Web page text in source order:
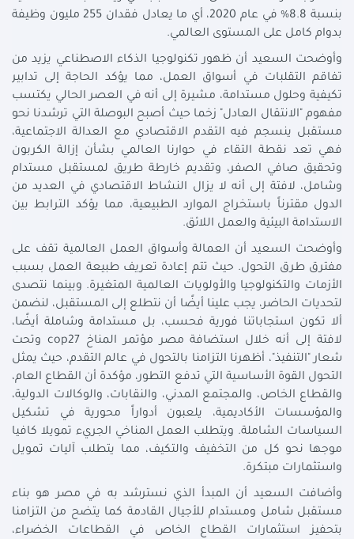
بنسبة 8.8% في عام 2020، أي ما يعادل فقدان 255 مليون وظيفة
بدوام كامل على المستوى العالمي.
وأوضحت السعيد أن ظهور تكنولوجيا الذكاء الاصطناعي يزيد من
تفاقم التقلبات في أسواق العمل، مما يؤكد الحاجة إلى تدابير
تكيفية وحلول مستدامة، مشيرة إلى أنه في العصر الحالي يكتسب
مفهوم "الانتقال العادل" زخما حيث أصبح البوصلة التي ترشدنا نحو
مستقبل ينسجم فيه التقدم الاقتصادي مع العدالة الاجتماعية،
فهي تعد نقطة التقاء في حوارنا العالمي بشأن إزالة الكربون
وتحقيق صافي الصفر، وتقديم خارطة طريق لمستقبل مستدام
وشامل، لافتة إلى أنه لا يزال النشاط الاقتصادي في العديد من
الدول مقترناً باستخراج الموارد الطبيعية، مما يؤكد الترابط بين
الاستدامة البيئية والعمل اللائق.
وأوضحت السعيد أن العمالة وأسواق العمل العالمية تقف على
مفترق طرق التحول. حيث تتم إعادة تعريف طبيعة العمل بسبب
الأزمات والتكنولوجيا والأولويات العالمية المتغيرة. وبينما نتصدى
لتحديات الحاضر، يجب علينا أيضًا أن نتطلع إلى المستقبل، لنضمن
ألا تكون استجاباتنا فورية فحسب، بل مستدامة وشاملة أيضًا،
لافتة إلى أنه خلال استضافة مصر مؤتمر المناخ cop27 وتحت
شعار "التنفيذ"، أظهرنا التزامنا بالتحول في عالم التقدم، حيث يمثل
التحول القوة الأساسية التي تدفع التطور، مؤكدة أن القطاع العام،
والقطاع الخاص، والمجتمع المدني، والنقابات، والوكالات الدولية،
والمؤسسات الأكاديمية، يلعبون أدواراً محورية في تشكيل
السياسات الشاملة. ويتطلب العمل المناخي الجريء تمويلا كافيا
موجها نحو كل من التخفيف والتكيف، مما يتطلب آليات تمويل
واستثمارات مبتكرة.
وأضافت السعيد أن المبدأ الذي نسترشد به في مصر هو بناء
مستقبل شامل ومستدام للأجيال القادمة كما يتضح من التزامنا
بتحفيز استثمارات القطاع الخاص في القطاعات الخضراء،